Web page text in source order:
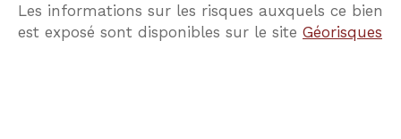
Les informations sur les risques auxquels ce bien
est exposé sont disponibles sur le site Géorisques